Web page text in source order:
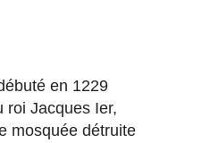
en 1229
roi Jacques Ier,
mosquée détruite